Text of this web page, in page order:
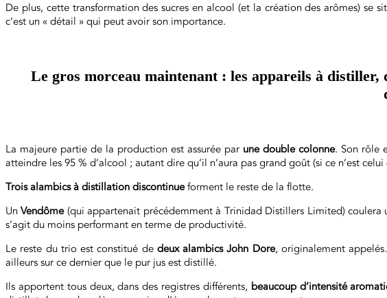
De plus, cette transformation des sucres en alcool (et la création des arômes) se
c’est un « détail » qui peut avoir son importance.
Le gros morceau maintenant : les appareils à
La majeure partie de la production est assurée par une double colonne. Son rôle
atteindre les 95 % d’alcool ; autant dire qu’il n’aura pas grand goût (si ce n’est
Trois alambics à distillation discontinueforment le reste de la flotte.
UnVendôme (qui appartenait précédemment à Trinidad Distillers Limited) coulera
s’agit du moins performant en terme de productivité.
Le reste du trio est constitué de deux alambics John Dore, originalement
ailleurs sur ce dernier que le pur jus est distillé.
Ils apportent tous deux, dans des registres différents, beaucoup d’intensité